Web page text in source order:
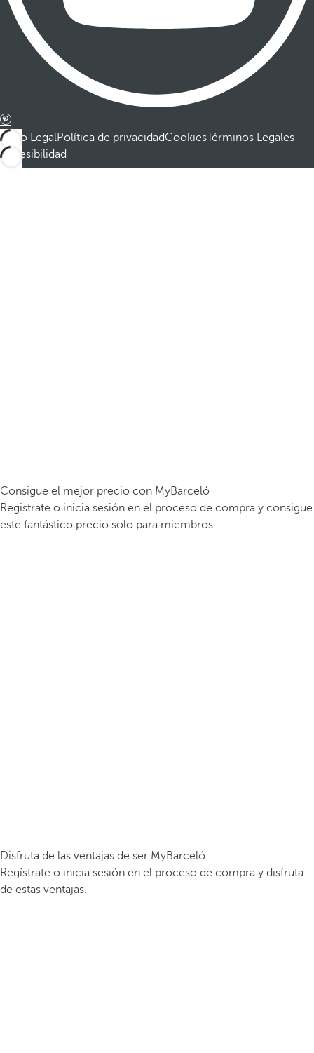
Aviso LegalPolítica de privacidadCookiesTérminos Legales
Accesibilidad
Consigue el mejor precio con MyBarceló
Registrate o inicia sesión en el proceso de compra y consigue
este fantástico precio solo para miembros.
Disfruta de las ventajas de ser MyBarceló
Regístrate o inicia sesión en el proceso de compra y disfruta
de estas ventajas.